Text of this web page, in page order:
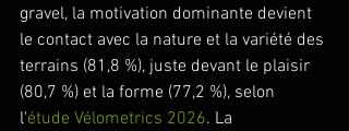
gravel, la motivation dominante devient
le contact avec la nature et la variété des
terrains (81,8 %), juste devant le plaisir
(80,7 %) et la forme (77,2 %), selon
l'étude Vélometrics 2026. La